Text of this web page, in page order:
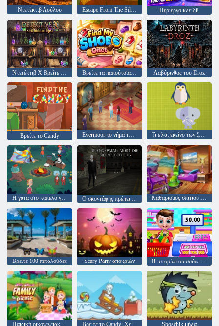
Ντετέκτιβ Λούλου Escape From The Silence 2 μια νέα αρχή Περίεργο κλειδί!
Ντετέκτιβ Χ Βρείτε κρυφό αντικείμενο Βρείτε τα παπούτσια μου Λαβύρινθος του Droz
Βρείτε το Candy Evermoor το νήμα της μοίρας Τι είναι εκείνο των ζώων
Η γάτα στο καπέλο γνωρίζει πολλά γι 'αυτό! ώρα στρατόπεδο Καθαρισμός σπιτιού στην παραλία
Βρείτε 100 πεταλούδες Scary Party αποκριών Η ιστορία του σούπερ μάρκετ μου
Παιδική οικογενειακή πίτσα Βρείτε το Candy: Χειμώνας Sboschik μήλα